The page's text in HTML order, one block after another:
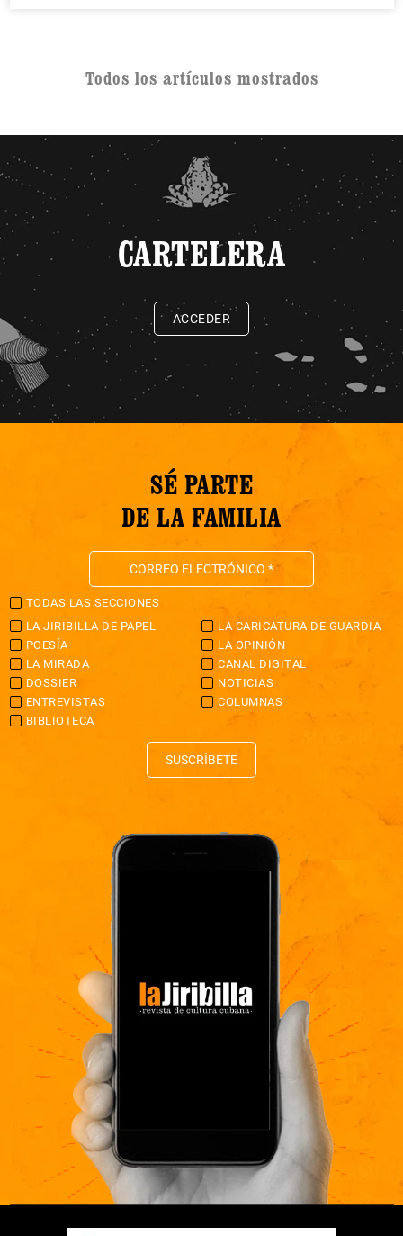
Todos los artículos mostrados
CARTELERA
ACCEDER
SÉ PARTE
DE LA FAMILIA
TODAS LAS SECCIONES
LA JIRIBILLA DE PAPEL
LA CARICATURA DE GUARDIA
POESÍA
LA OPINIÓN
LA MIRADA
CANAL DIGITAL
DOSSIER
NOTICIAS
ENTREVISTAS
COLUMNAS
BIBLIOTECA
SUSCRÍBETE